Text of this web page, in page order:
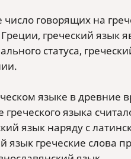
говорящих на
греческий язык
статуса,
языке в древние
греческого языка
язык наряду с
язык греческие слова